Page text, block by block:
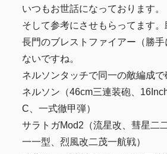
いつもお世話になっております。
そして参考にさせもらってます。
長門のブレストファイアー（勝
ないですね。
ネルソンタッチで同一の敵編成で
ネルソン（46cm三連装砲、
C、一式徹甲弾）
サラトガMod2（流星改、彗星二
一一型、烈風改二茂一航戦）